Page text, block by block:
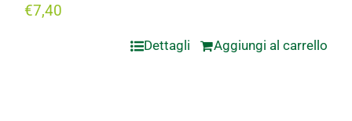
€7,40
Aggiungi al carrello
Dettagli